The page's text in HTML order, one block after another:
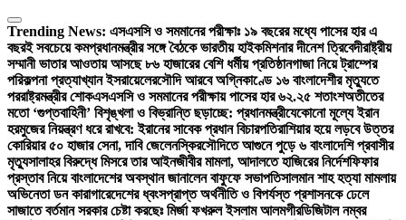
Skip
to
content
Trending News: এসএসসি ও সমমানের পরীক্ষাঃ ১৯ বছরের মধ্যে পাসের হার এ
বছরই সবচেয়ে কমপ্রধানমন্ত্রীর সঙ্গে বৈঠকে ভারতীয় হাইকমিশনার দীনেশ ত্রিবেদীরাষ্ট্রীয়
সম্মানী ভাতার আওতায় আসছে ৮৬ হাজারের বেশি ধর্মীয় প্রতিষ্ঠানগাজা নিয়ে ট্রাম্পের
পরিকল্পনা প্রত্যাখ্যান ইসরায়েলেরসৌদি আরবে অগ্নিকাণ্ডে ১৬ বাংলাদেশীর মৃত্যুতে
পররাষ্ট্রমন্ত্রীর শোকএসএসসি ও সমমানের পরীক্ষায় পাসের হার ৬২.২৫ শতাংশঅতীতের
মতো ‘গুপ্তবাহিনী’ বিশৃঙ্খলা ও বিভ্রান্তি ছড়াচ্ছে: প্রধানমন্ত্রীযেকোনো মূল্যে ইরান
হরমুজের নিয়ন্ত্রণ ধরে রাখবে: ইরানের সাবেক প্রধান বিচারপতিরাশিয়ার হয়ে লড়বে উত্তর
কোরিয়ার ৫০ হাজার সেনা, দাবি জেলেনস্কিরসৌদিতে আগুনে পুড়ে ৬ বাংলাদেশি প্রবাসীর
মৃত্যুসালাহর বিরুদ্ধে মিসরে তার আইনজীবীর মামলা, আদালতে হাজিরের নির্দেশফিফার
প্রস্তাব নিয়ে বাংলাদেশের অবস্থান জানালেন বাফুফে সভাপতিসালমান শাহ হত্যা মামলায়
অভিনেতা ডন কারাগারেদেশের ধ্বংসপ্রাপ্ত অর্থনীতি ও বিপর্যস্ত প্রশাসনকে ঢেলে
সাজাতে বর্তমান সরকার চেষ্টা করছেঃ মির্জা ফখরুল ইসলাম আলমগীরডিজিটাল নম্বর